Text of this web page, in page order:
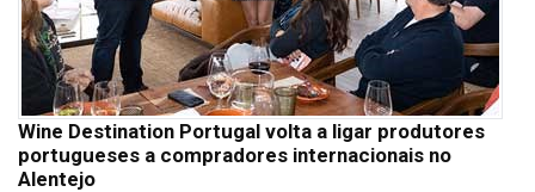
Wine Destination Portugal volta a ligar produtores
portugueses a compradores internacionais no
Alentejo